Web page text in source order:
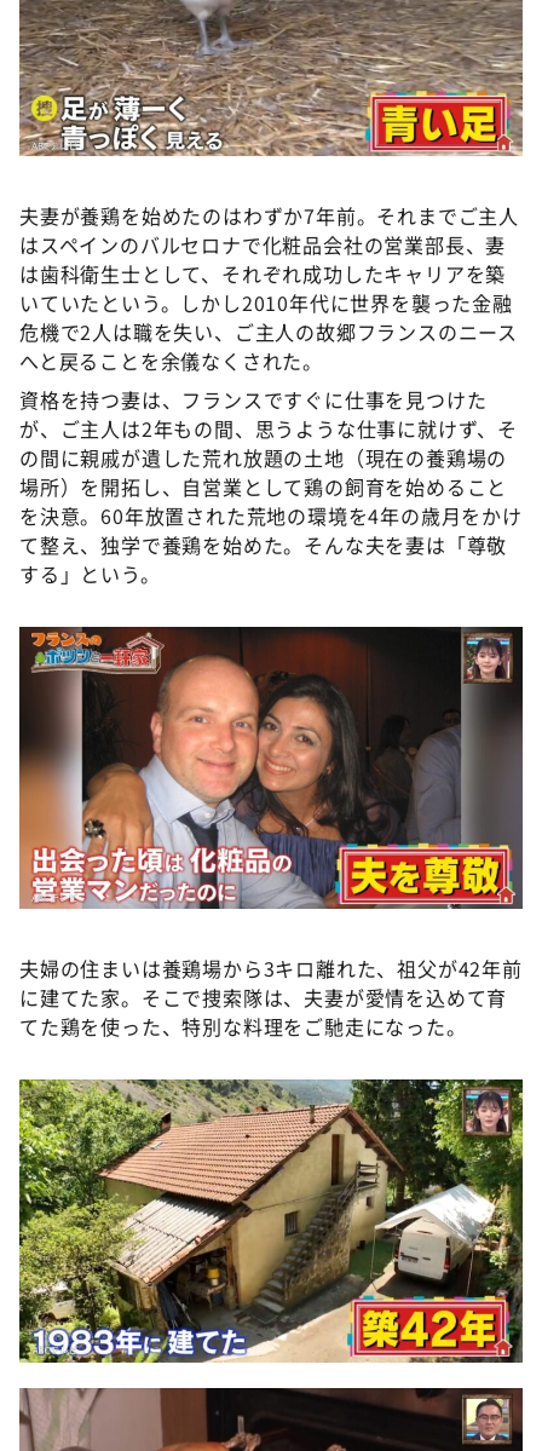
夫妻が養鶏を始めたのはわずか7年前。それまでご主人
はスペインのバルセロナで化粧品会社の営業部長、妻
は歯科衛生士として、それぞれ成功したキャリアを築
いていたという。しかし2010年代に世界を襲った金融
危機で2人は職を失い、ご主人の故郷フランスのニース
へと戻ることを余儀なくされた。
資格を持つ妻は、フランスですぐに仕事を見つけた
が、ご主人は2年もの間、思うような仕事に就けず、そ
の間に親戚が遺した荒れ放題の土地（現在の養鶏場の
場所）を開拓し、自営業として鶏の飼育を始めること
を決意。60年放置された荒地の環境を4年の歳月をかけ
て整え、独学で養鶏を始めた。そんな夫を妻は「尊敬
する」という。
夫婦の住まいは養鶏場から3キロ離れた、祖父が42年前
に建てた家。そこで捜索隊は、夫妻が愛情を込めて育
てた鶏を使った、特別な料理をご馳走になった。